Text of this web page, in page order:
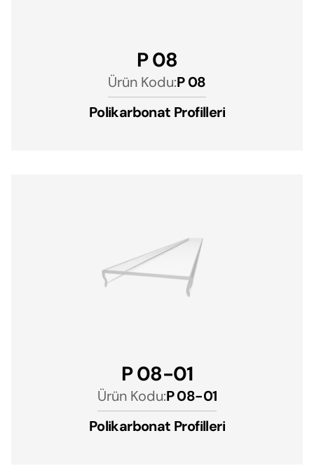
P 08
Ürün Kodu:P 08
Polikarbonat Profilleri
P 08-01
Ürün Kodu:P 08-01
Polikarbonat Profilleri